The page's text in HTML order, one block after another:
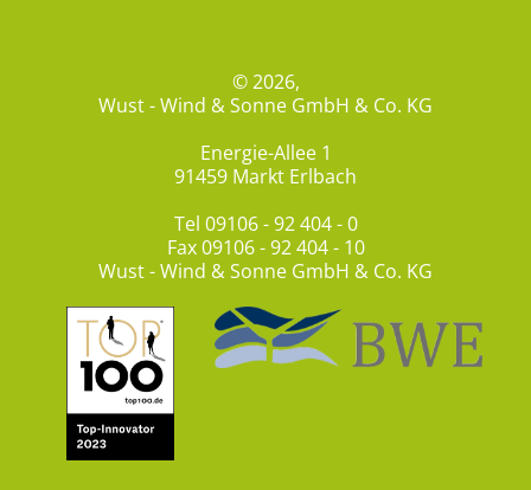
© 2026,
Wust - Wind & Sonne GmbH & Co. KG
Energie-Allee 1
91459 Markt Erlbach
Tel 09106 - 92 404 - 0
Fax 09106 - 92 404 - 10
Wust - Wind & Sonne GmbH & Co. KG